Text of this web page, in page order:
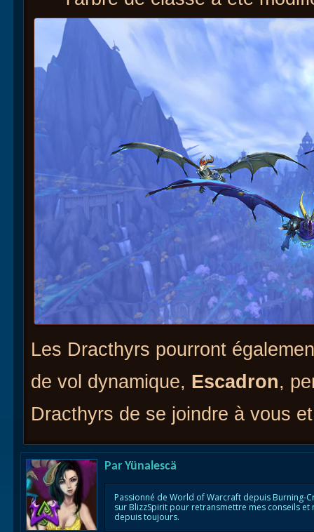
Les Dracthyrs pourront
de vol dynamique, Escadron,
Dracthyrs de se joindre à vous
Par Yünalescä
Passionné de World of Warcraft depuis Burning-
sur BlizzSpirit pour retransmettre mes conseils
depuis toujours.